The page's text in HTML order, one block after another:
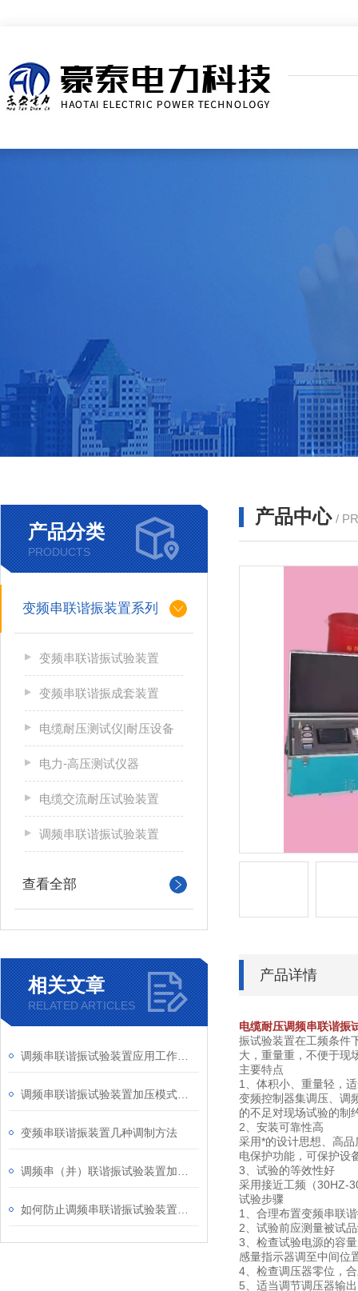
产品分类
PRODUCTS
变频串联谐振装置系列
变频串联谐振试验装置
变频串联谐振成套装置
电缆耐压测试仪|耐压设备
电力-高压测试仪器
电缆交流耐压试验装置
调频串联谐振试验装置
查看全部
相关文章
RELATED ARTICLES
变频串联谐振装置几种调制方法
产品中心 /
产品详情
电缆耐压调频串联谐振
振试验装置在工频条件
大，重量重，不便于现
主要特点
1、体积小、重量轻，
变频控制器集调压、调
的不足对现场试验的制
2、安装可靠性高
采用*的设计思想、高
电保护功能，可保护设
3、试验的等效性好
采用接近工频（30HZ-
试验步骤
1、合理布置变频串联
2、试验前应测量被试
3、检查试验电源的容
感量指示器调至中间位
4、检查调压器零位，
5、适当调节调压器输